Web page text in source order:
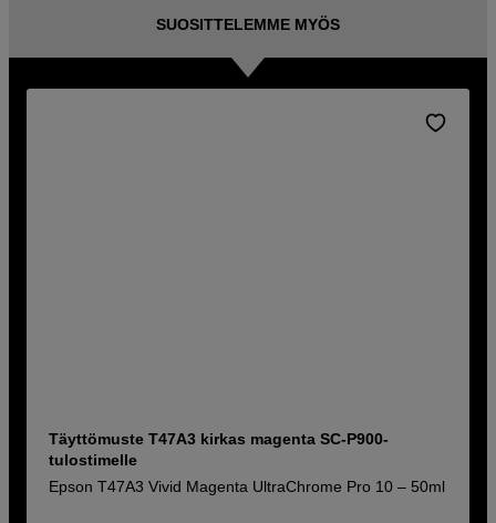
SUOSITTELEMME MYÖS
Täyttömuste T47A3 kirkas magenta SC-P900-
tulostimelle
Epson T47A3 Vivid Magenta UltraChrome Pro 10 – 50ml